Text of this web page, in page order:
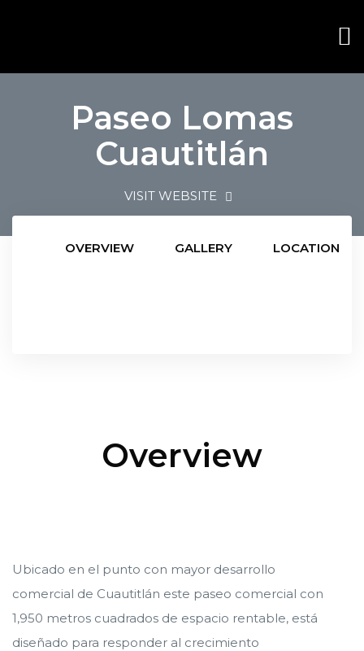
Paseo Lomas
Cuautitlán
VISIT WEBSITE
OVERVIEW GALLERY LOCATION
Overview
Ubicado en el punto con mayor desarrollo
comercial de Cuautitlán este paseo comercial con
1,950 metros cuadrados de espacio rentable, está
diseñado para responder al crecimiento